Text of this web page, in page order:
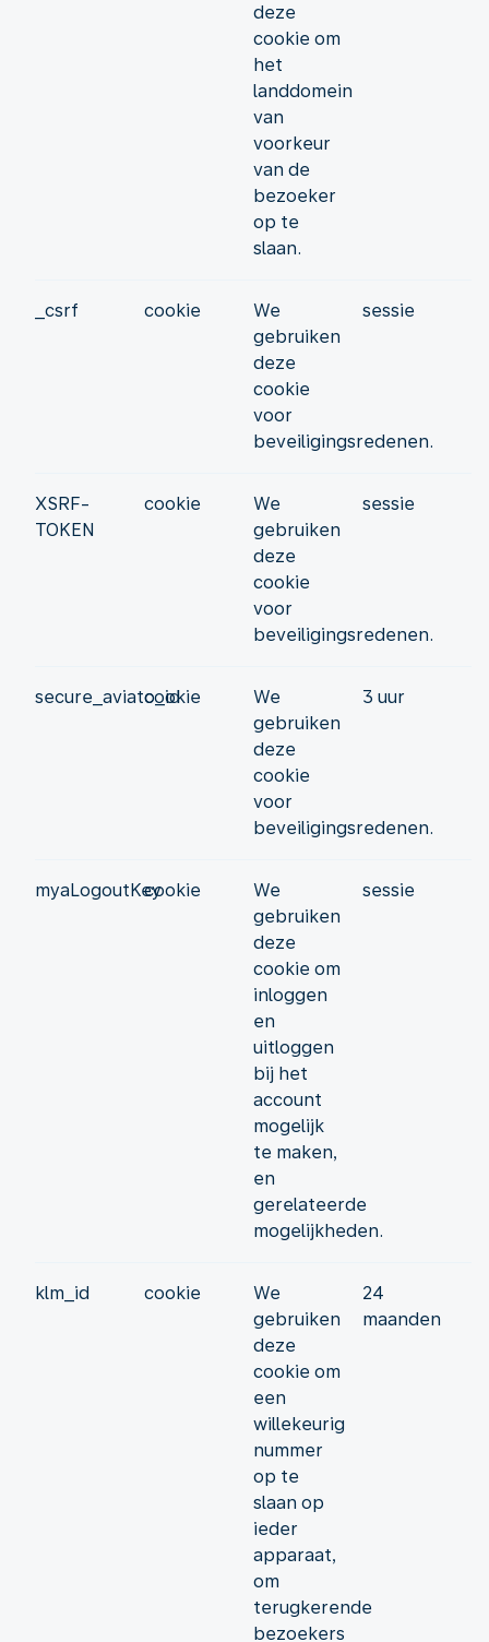
deze
cookie om
het
landdomein
van
voorkeur
van de
bezoeker
op te
slaan.
_csrf cookie
We
gebruiken
deze
cookie
voor
beveiligingsredenen.
sessie
XSRF-
TOKEN
cookie
We
gebruiken
deze
cookie
voor
beveiligingsredenen.
sessie
secure_aviato_id
cookie
We
gebruiken
deze
cookie
voor
beveiligingsredenen.
3 uur
myaLogoutKeycookie
We
gebruiken
deze
cookie om
inloggen
en
uitloggen
bij het
account
mogelijk
te maken,
en
gerelateerde
mogelijkheden.
sessie
klm_id cookie
We
gebruiken
deze
cookie om
een
willekeurig
nummer
op te
slaan op
ieder
apparaat,
om
terugkerende
bezoekers
24
maanden